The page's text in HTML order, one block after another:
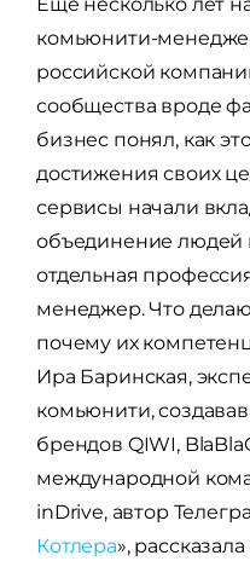
комьюнити-
российской
сообщества вроде
бизнес понял, как
достижения своих
сервисы начали
объединение людей
отдельная
менеджер. Что
почему их
Ира Баринская,
комьюнити,
брендов QIWI,
международной
inDrive, автор
Котлера»,